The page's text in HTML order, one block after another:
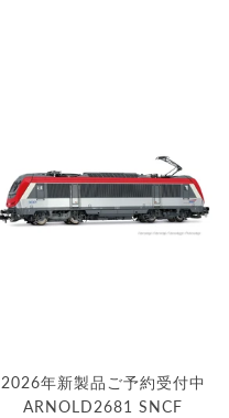
2026年新製品ご予約受付中
ARNOLD2681 SNCF